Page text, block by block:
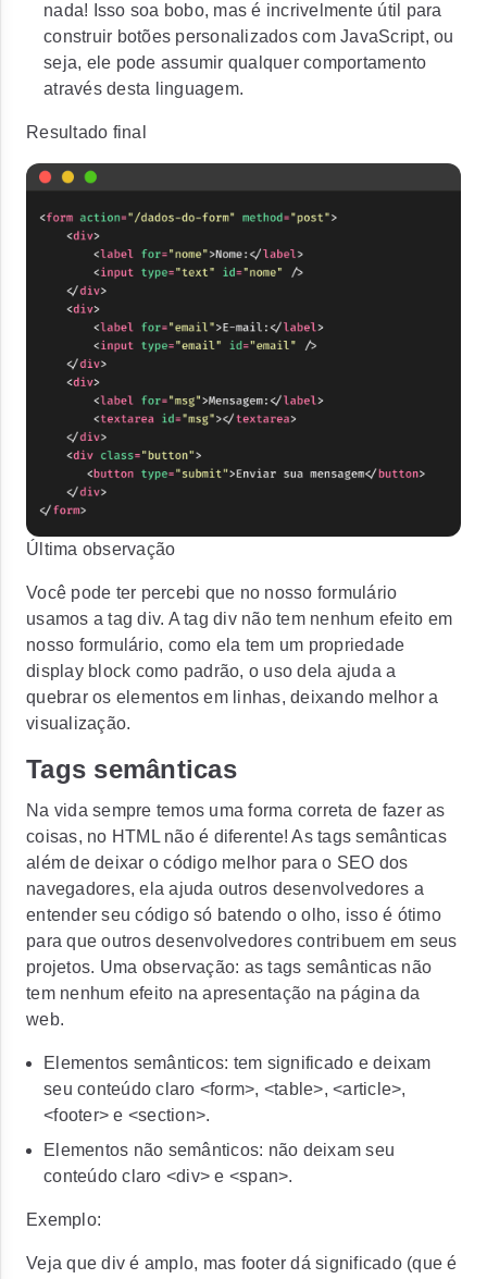
nada! Isso soa bobo, mas é incrivelmente útil para
construir botões personalizados com JavaScript, ou
seja, ele pode assumir qualquer comportamento
através desta linguagem.
Resultado final
Última observação
Você pode ter percebi que no nosso formulário
usamos a tagdiv. A tag div não tem nenhum efeito em
nosso formulário, como ela tem um propriedade
display block como padrão, o uso dela ajuda a
quebrar os elementos em linhas, deixando melhor a
visualização.
Tags semânticas
Na vida sempre temos uma forma correta de fazer as
coisas, no HTML não é diferente! As tags semânticas
além de deixar o código melhor para o SEO dos
navegadores, ela ajuda outros desenvolvedores a
entender seu código só batendo o olho, isso é ótimo
para que outros desenvolvedores contribuem em seus
projetos. Uma observação: as tags semânticas não
tem nenhum efeito na apresentação na página da
web.
Elementos semânticos: tem significado e deixam
seu conteúdo claro <form>, <table>, <article>,
<footer> e <section>.
Elementos não semânticos: não deixam seu
conteúdo claro <div> e <span>.
Exemplo:
Veja que div é amplo, mas footer dá significado (que é